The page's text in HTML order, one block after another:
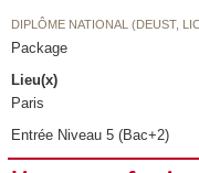
DIPLÔME NATIONAL (DEUST,
Package
Lieu(x)
Paris
Entrée Niveau 5 (Bac+2)